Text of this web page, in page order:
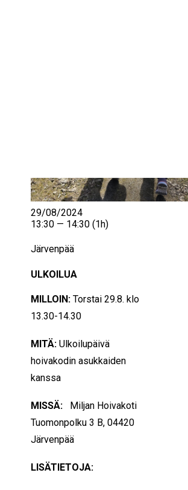
ULKOILUA
MILLOIN: Torstai 29.8. klo
13.30-14.30
MITÄ: Ulkoilupäivä
hoivakodin asukkaiden
kanssa
MISSÄ:
Miljan Hoivakoti
Tuomonpolku 3 B, 04420
Järvenpää
LISÄTIETOJA:
29/08/2024
13:30 — 14:30 (1h)
Järvenpää